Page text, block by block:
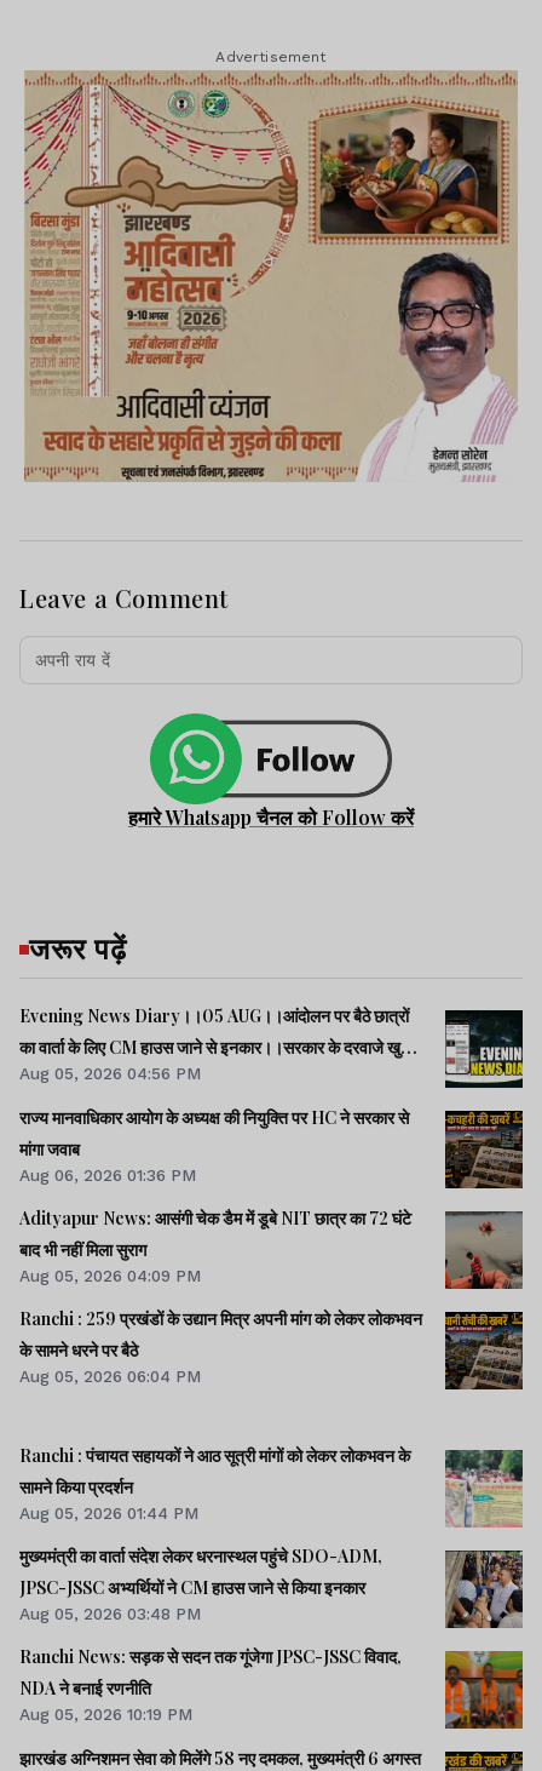
Advertisement
Leave a Comment
हमारे Whatsapp चैनल को Follow करें
जरूर पढ़ें
Evening News Diary।।05 AUG।।आंदोलन पर बैठे छात्रों
का वार्ता के लिए CM हाउस जाने से इनकार।।सरकार के दरवाजे खुले
हैं, जांच के बाद होगा फैसला : CM हेमंत।।राहुल की रिजिजू को दो
टूक।।प्रस्तावित FCRA संशोधन बिल से अमेरिका में खलबली।।समेत
कई खबरें व वीडियो।।
Aug 05, 2026 04:56 PM
राज्य मानवाधिकार आयोग के अध्यक्ष की नियुक्ति पर HC ने सरकार से
मांगा जवाब
Aug 06, 2026 01:36 PM
Adityapur News: आसंगी चेक डैम में डूबे NIT छात्र का 72 घंटे
बाद भी नहीं मिला सुराग
Aug 05, 2026 04:09 PM
Ranchi : 259 प्रखंडों के उद्यान मित्र अपनी मांग को लेकर लोकभवन
के सामने धरने पर बैठे
Aug 05, 2026 06:04 PM
Ranchi : पंचायत सहायकों ने आठ सूत्री मांगों को लेकर लोकभवन के
सामने किया प्रदर्शन
Aug 05, 2026 01:44 PM
मुख्यमंत्री का वार्ता संदेश लेकर धरनास्थल पहुंचे SDO-ADM,
JPSC-JSSC अभ्यर्थियों ने CM हाउस जाने से किया इनकार
Aug 05, 2026 03:48 PM
Ranchi News: सड़क से सदन तक गूंजेगा JPSC-JSSC विवाद,
NDA ने बनाई रणनीति
Aug 05, 2026 10:19 PM
झारखंड अग्निशमन सेवा को मिलेंगे 58 नए दमकल, मुख्यमंत्री 6 अगस्त